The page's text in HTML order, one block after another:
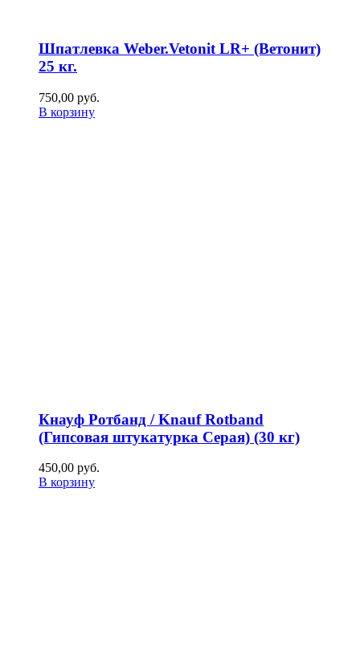
Шпатлевка Weber.Vetonit LR+ (Ветонит)
25 кг.
750,00 руб.
В корзину
Кнауф Ротбанд / Knauf Rotband
(Гипсовая штукатурка Серая) (30 кг)
450,00 руб.
В корзину